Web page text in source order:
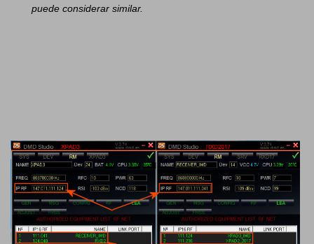
puede considerar similar.